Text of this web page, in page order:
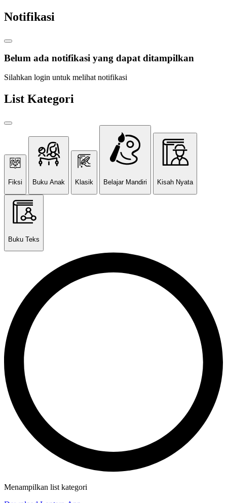
Notifikasi
Belum ada notifikasi yang dapat ditampilkan
Silahkan login untuk melihat notifikasi
List Kategori
Fiksi Buku Anak Klasik Belajar Mandiri Kisah Nyata
Buku Teks
Menampilkan list kategori